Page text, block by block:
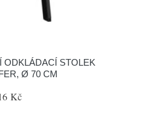
ODKLÁDACÍ STOLEK
Ø 70 CM
Kč